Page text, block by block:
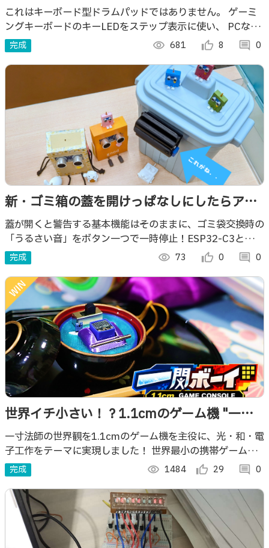
テップシーケンサー CGK-808ProX
これはキーボード型ドラムパッドではありません。 ゲーミ
ングキーボードのキーLEDをステップ表示に使い、 PCなし
で自動演奏するMIDIステップシーケンサーです。 他にも機
能盛りだくさんの５個イチ
完成 visibility 681 thumb_up_alt 8 comment 0
新・ゴミ箱の蓋を開けっぱなしにしたらアカ
ンで 〜用事ある時は黙っとくで〜
蓋が開くと警告する基本機能はそのままに、ゴミ袋交換時の
「うるさい音」をボタン一つで一時停止！ESP32-C3とマガ
ジン式筐体を採用し、低消費電力とUX改善の両立を目指し
たスマート開閉センサーです。
完成 visibility 73 thumb_up_alt 0 comment 0
世界イチ小さい！？1.1cmのゲーム機 "一閃
ボーイ！"
一寸法師の世界観を1.1cmのゲーム機を主役に、光・和・電
子工作をテーマに実現しました！ 世界最小の携帯ゲーム&展
示会で遊んで学べる作品を目指し、初心者を巻込んだチーム
で多くの“イチ”に挑戦しました。
完成 visibility 1484 thumb_up_alt 29 comment 0